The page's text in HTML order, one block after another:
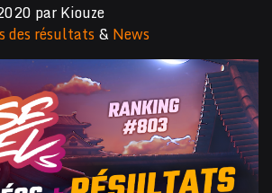
parKiouze
des résultats& News